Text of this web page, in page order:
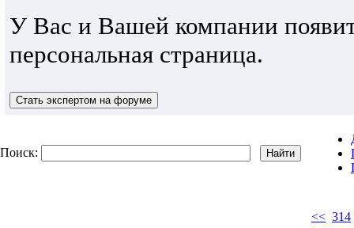
У Вас и Вашей компании
персональная страница.
Поиск:
<< 314